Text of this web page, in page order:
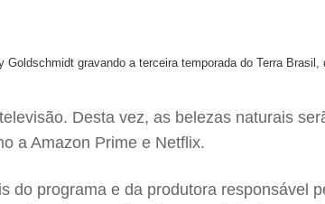
gravando a terceira temporada do Terra
Desta vez, as belezas naturais
a Amazon Prime e Netflix.
do programa e da produtora responsável